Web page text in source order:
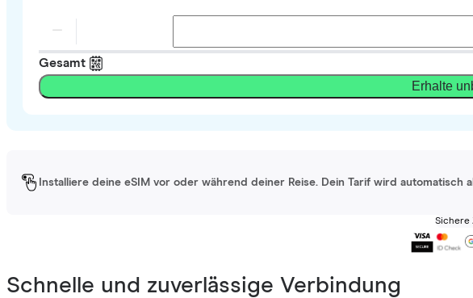
Gesamt
Erhalte
Installiere deine eSIM vor oder während deiner Reise. Dein Tarif wird
Sichere
Schnelle und zuverlässige Verbindung